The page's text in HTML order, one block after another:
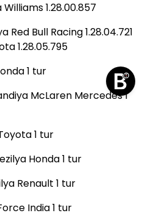
1.28.00.857
Bull Racing 1.28.04.721
1.28.05.795
1 tur
McLaren Mercedes 1
1 tur
Honda 1 tur
Renault 1 tur
India 1 tur